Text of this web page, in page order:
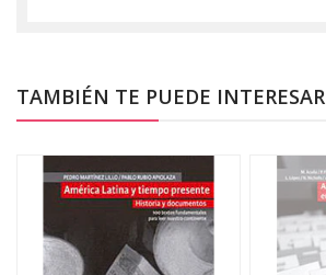
TAMBIÉN TE PUEDE INTERESAR